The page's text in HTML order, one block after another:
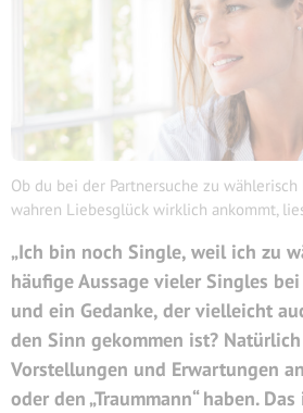
Ob du bei der Partnersuche zu
wahren Liebesglück wirklich ankommt,
„Ich bin noch Single, weil ich zu
häufige Aussage vieler Singles
und ein Gedanke, der vielleicht
den Sinn gekommen ist?
Vorstellungen und Erwartungen an
oder den „Traummann“ haben.